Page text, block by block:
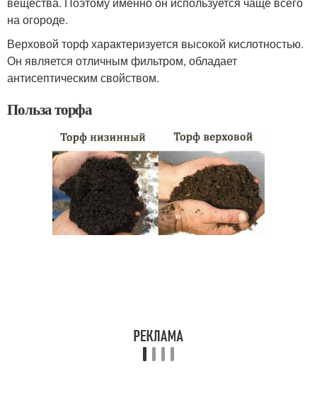
на огороде.
Верховой торф характеризуется высокой кислотностью.
Он является отличным фильтром, обладает
антисептическим свойством.
Польза торфа